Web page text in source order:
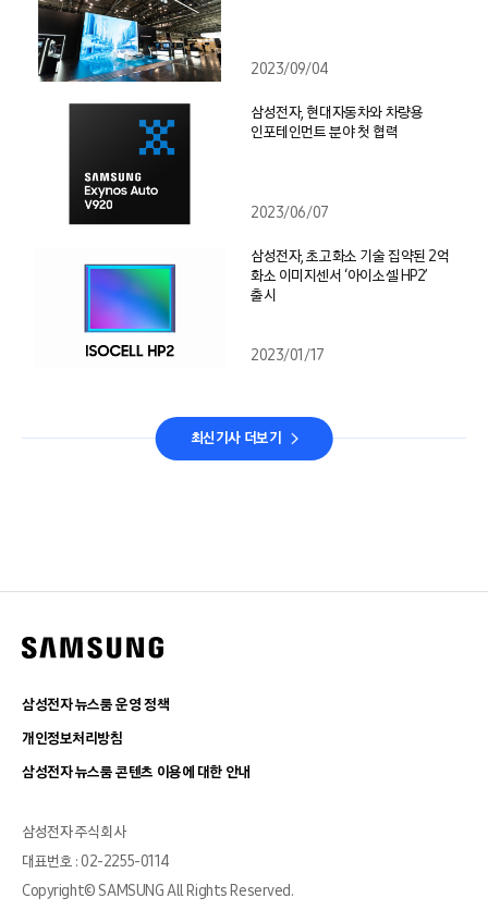
2023/09/04
삼성전자, 현대자동차와 차량용
인포테인먼트 분야 첫 협력
2023/06/07
삼성전자, 초고화소 기술 집약된 2억
화소 이미지센서 ‘아이소셀 HP2’
출시
2023/01/17
최신기사 더보기
삼성전자 뉴스룸 운영 정책
개인정보처리방침
삼성전자 뉴스룸 콘텐츠 이용에 대한 안내
삼성전자 주식회사
대표번호 : 02-2255-0114
Copyright© SAMSUNG All Rights Reserved.